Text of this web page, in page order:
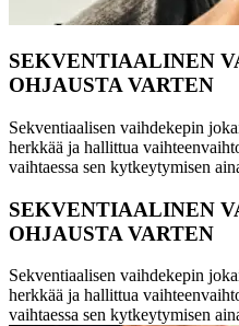
SEKVENTIAALINEN
OHJAUSTA VARTEN
Sekventiaalisen vaihdekepin
herkkää ja hallittua
vaihtaessa sen kytkeytymisen
SEKVENTIAALINEN
OHJAUSTA VARTEN
Sekventiaalisen vaihdekepin
herkkää ja hallittua
vaihtaessa sen kytkeytymisen